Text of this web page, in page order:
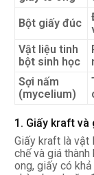
Bột giấy đúc
Vật liệu tinh
bột sinh học
Sợi nấm
(mycelium)
1. Giấy kraft và
Giấy kraft là vật
chế và giá
ong, giấy có